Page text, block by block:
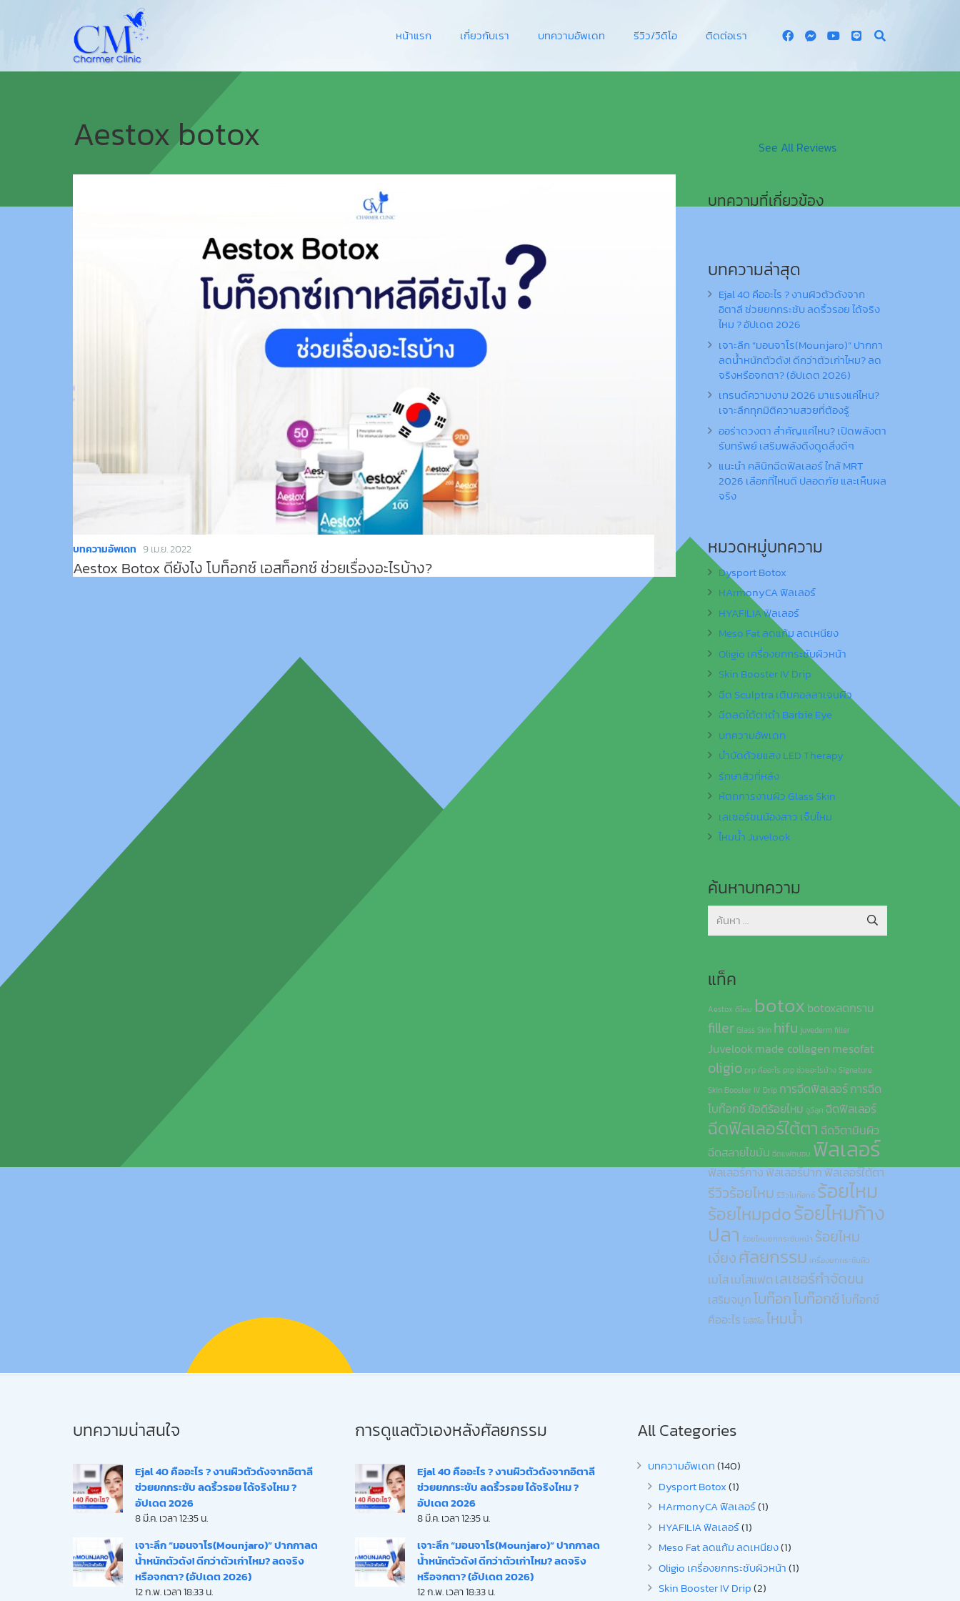
หน้าแรก เกี่ยวกับเรา บทความอัพเดท รีวิว/วิดิโอ ติดต่อเรา
Aestox botox
บทความอัพเดท 9 เม.ย. 2022
Aestox Botox ดียังไง โบท็อกซ์ เอสท็อกซ์ ช่วยเรื่องอะไรบ้าง?
See All Reviews
บทความที่เกี่ยวข้อง
บทความล่าสุด
Ejal 40 คืออะไร ? งานผิวตัวดังจาก
อิตาลี ช่วยยกกระชับ ลดริ้วรอย ได้จริง
ไหม ? อัปเดต 2026
เจาะลึก “มอนจาโร(Mounjaro)” ปากกา
ลดน้ำหนักตัวดัง! ดีกว่าตัวเก่าไหม? ลด
จริงหรือจกตา? (อัปเดต 2026)
เทรนด์ความงาม 2026 มาแรงแค่ไหน?
เจาะลึกทุกมิติความสวยที่ต้องรู้
ออร่าดวงตา สำคัญแค่ไหน? เปิดพลังตา
รับทรัพย์ เสริมพลังดึงดูดสิ่งดีๆ
แนะนำ คลินิกฉีดฟิลเลอร์ ใกล้ MRT
2026 เลือกที่ไหนดี ปลอดภัย และเห็นผล
จริง
หมวดหมู่บทความ
Dysport Botox
HArmonyCA ฟิลเลอร์
HYAFILIA ฟิลเลอร์
Meso Fat ลดแก้ม ลดเหนียง
Oligio เครื่องยกกระชับผิวหน้า
Skin Booster IV Drip
ฉีด Sculptra เติมคอลลาเจนผิว
ฉีดลดใต้ตาดำ Barbie Eye
บทความอัพเดท
บำบัดด้วยแสง LED Therapy
รักษาสิวที่หลัง
หัตถการงานผิว Glass Skin
เลเซอร์ขนน้องสาว เจ็บไหม
ไหมน้ำ Juvelook
ค้นหาบทความ
ค้นหา
สำหรับ:
แท็ค
Aestox ดีไหม botox botoxลดกราม
filler Glass Skin hifu juvederm filler
Juvelookmade collagen mesofat
oligio prp คืออะไร prp ช่วยอะไรบ้าง Signature
Skin Booster IV Drip การฉีดฟิลเลอร์การฉีด
โบท๊อกซ์ข้อดีร้อยไหม จูวีลุค ฉีดฟิลเลอร์
ฉีดฟิลเลอร์ใต้ตา ฉีดวิตามินผิว
ฉีดสลายไขมัน ฉีดแฟตบอม ฟิลเลอร์
ฟิลเลอร์คางฟิลเลอร์ปากฟิลเลอร์ใต้ตา
รีวิวร้อยไหม รีวิวโบท๊อกซ์ ร้อยไหม
ร้อยไหมpdoร้อยไหมก้าง
ปลา ร้อยไหมยกกระชับหน้า ร้อยไหม
เงี่ยงศัลยกรรม เครื่องยกกระชับผิว
เมโสเมโสแฟต เลเซอร์กำจัดขน
เสริมจมูกโบท๊อกโบท๊อกซ์โบท๊อกซ์
คืออะไร โอลิจิโอ ไหมน้ำ
บทความน่าสนใจ
Ejal 40 คืออะไร ? งานผิวตัวดังจากอิตาลี
ช่วยยกกระชับ ลดริ้วรอย ได้จริงไหม ?
อัปเดต 2026
8 มี.ค. เวลา 12:35 น.
เจาะลึก “มอนจาโร(Mounjaro)” ปากกาลด
น้ำหนักตัวดัง! ดีกว่าตัวเก่าไหม? ลดจริง
หรือจกตา? (อัปเดต 2026)
12 ก.พ. เวลา 18:33 น.
การดูแลตัวเองหลังศัลยกรรม
Ejal 40 คืออะไร ? งานผิวตัวดังจากอิตาลี
ช่วยยกกระชับ ลดริ้วรอย ได้จริงไหม ?
อัปเดต 2026
8 มี.ค. เวลา 12:35 น.
เจาะลึก “มอนจาโร(Mounjaro)” ปากกาลด
น้ำหนักตัวดัง! ดีกว่าตัวเก่าไหม? ลดจริง
หรือจกตา? (อัปเดต 2026)
12 ก.พ. เวลา 18:33 น.
All Categories
บทความอัพเดท(140)
Dysport Botox(1)
HArmonyCA ฟิลเลอร์(1)
HYAFILIA ฟิลเลอร์(1)
Meso Fat ลดแก้ม ลดเหนียง(1)
Oligio เครื่องยกกระชับผิวหน้า(1)
Skin Booster IV Drip(2)